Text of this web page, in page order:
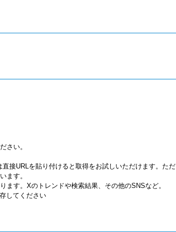
さい。
接URLを貼り付けると取得をお試しいただけます。ただ
ます。
す。Xのトレンドや検索結果、その他のSNSなど。
してください